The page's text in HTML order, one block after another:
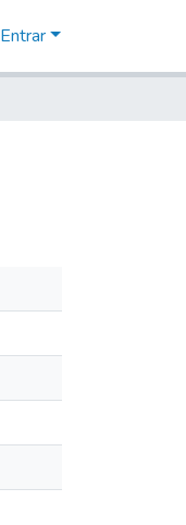
Entrar